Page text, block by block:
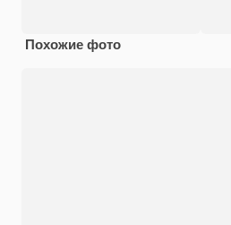
Похожие фото